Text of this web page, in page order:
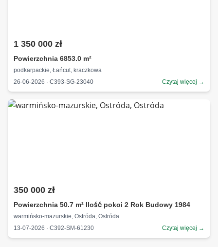
1 350 000 zł
Powierzchnia 6853.0 m²
podkarpackie, Łańcut, kraczkowa
26-06-2026 · C393-SG-23040
Czytaj więcej →
350 000 zł
Powierzchnia 50.7 m² Ilość pokoi 2 Rok Budowy 1984
warmińsko-mazurskie, Ostróda, Ostróda
13-07-2026 · C392-SM-61230
Czytaj więcej →